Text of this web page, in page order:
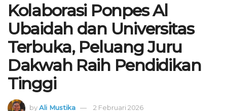
Kolaborasi Ponpes Al
Ubaidah dan Universitas
Terbuka, Peluang Juru
Dakwah Raih Pendidikan
Tinggi
byAli Mustika 2 Februari 2026